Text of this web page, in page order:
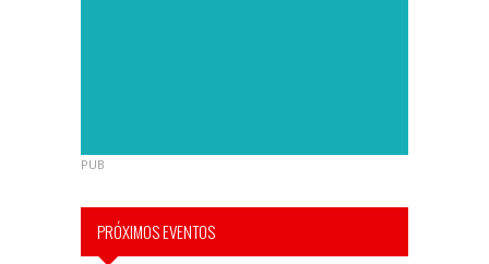
PUB
PRÓXIMOS EVENTOS